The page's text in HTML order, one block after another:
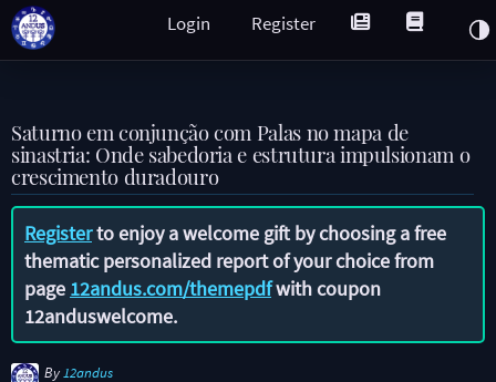
Register
Login
Saturno em conjunção com Palas no mapa de
sinastria: Onde sabedoria e estrutura impulsionam o
crescimento duradouro
Registerto enjoy a welcome gift by choosing a free
thematic personalized report of your choice from
page 12andus.com/themepdfwith coupon
12anduswelcome.
By 12andus